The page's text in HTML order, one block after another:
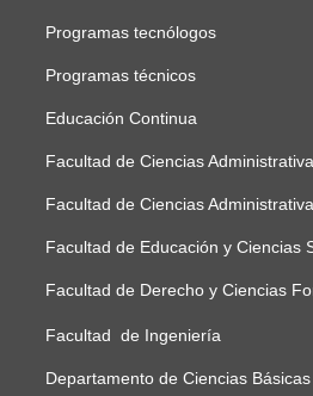
Programas tecnólogos
Programas técnicos
Educación Continua
Facultad de Ciencias
Facultad de Ciencias
Facultad de Educación y Ciencias
Facultad de Derecho y Ciencias
Facultad de Ingeniería
Departamento de Ciencias